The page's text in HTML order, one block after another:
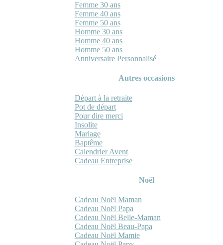
Femme 30 ans
Femme 40 ans
Femme 50 ans
Homme 30 ans
Homme 40 ans
Homme 50 ans
Anniversaire Personnalisé
Autres occasions
Départ à la retraite
Pot de départ
Pour dire merci
Insolite
Mariage
Baptême
Calendrier Avent
Cadeau Entreprise
Noël
Cadeau Noël Maman
Cadeau Noël Papa
Cadeau Noël Belle-Maman
Cadeau Noël Beau-Papa
Cadeau Noël Mamie